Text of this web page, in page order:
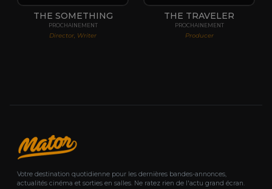
THE SOMETHING
PROCHAINEMENT
Director, Writer
THE TRAVELER
PROCHAINEMENT
Producer
Votre destination quotidienne pour les dernières bandes-annonces,
actualités cinéma et sorties en salles. Ne ratez rien de l'actu grand écran.